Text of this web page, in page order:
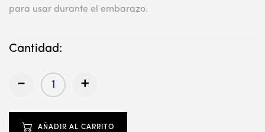
para usar durante el embarazo.
Cantidad:
- +
AÑADIR AL CARRITO